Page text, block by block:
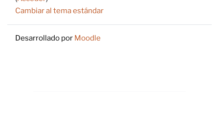
Cambiar al tema estándar
Desarrollado por Moodle